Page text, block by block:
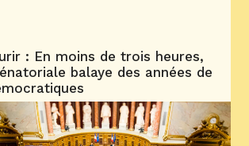
: En moins de trois heures,
balaye des années de